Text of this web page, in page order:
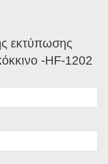
εκτύπωσης
-HF-1202